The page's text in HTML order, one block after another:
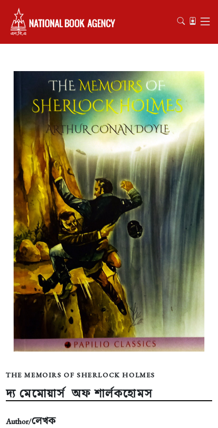
THE MEMOIRS OF SHERLOCK HOLMES
দ্য মেমোয়ার্স অফ শার্লকহোমস
Author/লেখক